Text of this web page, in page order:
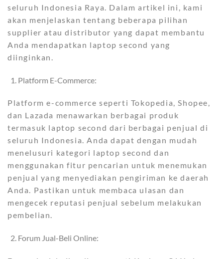
seluruh Indonesia Raya. Dalam artikel ini, kami
akan menjelaskan tentang beberapa pilihan
supplier atau distributor yang dapat membantu
Anda mendapatkan laptop second yang
diinginkan.
Platform E-Commerce:
Platform e-commerce seperti Tokopedia, Shopee,
dan Lazada menawarkan berbagai produk
termasuk laptop second dari berbagai penjual di
seluruh Indonesia. Anda dapat dengan mudah
menelusuri kategori laptop second dan
menggunakan fitur pencarian untuk menemukan
penjual yang menyediakan pengiriman ke daerah
Anda. Pastikan untuk membaca ulasan dan
mengecek reputasi penjual sebelum melakukan
pembelian.
Forum Jual-Beli Online: